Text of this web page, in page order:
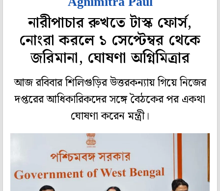
নারীপাচার রুখতে টাস্ক ফোর্স,
নোংরা করলে ১ সেপ্টেম্বর থেকে
জরিমানা, ঘোষণা অগ্নিমিত্রার
আজ রবিবার শিলিগুড়ির উত্তরকন্যায় গিয়ে নিজের
দপ্তরের আধিকারিকদের সঙ্গে বৈঠকের পর একথা
ঘোষণা করেন মন্ত্রী।